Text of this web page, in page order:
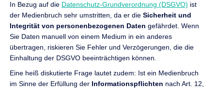
In Bezug auf die Datenschutz-Grundverordnung (DSGVO) ist
der Medienbruch sehr umstritten, da er die Sicherheit und
Integrität von personenbezogenen Daten gefährdet. Wenn
Sie Daten manuell von einem Medium in ein anderes
übertragen, riskieren Sie Fehler und Verzögerungen, die die
Einhaltung der DSGVO beeinträchtigen können.
Eine heiß diskutierte Frage lautet zudem: Ist ein Medienbruch
im Sinne der Erfüllung der Informationspflichten nach Art. 12,